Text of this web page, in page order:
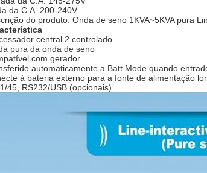
da C.A. 200-240V
do produto: Onda de seno 1KVA~5KVA pura
central 2 controlado
pura da onda de seno
com gerador
automaticamente a Batt.Mode quando
à bateria externo para a fonte de alimentação
45, RS232/USB (opcionais)